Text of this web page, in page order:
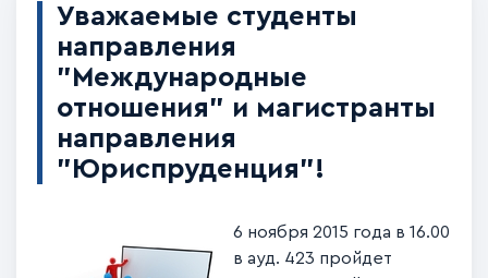
Уважаемые студенты
направления
"Международные
отношения" и магистранты
направления
"Юриспруденция"!
6 ноября 2015 года в 16.00
в ауд. 423 пройдет